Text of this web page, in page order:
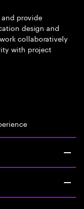
provide
design and
collaboratively
with project